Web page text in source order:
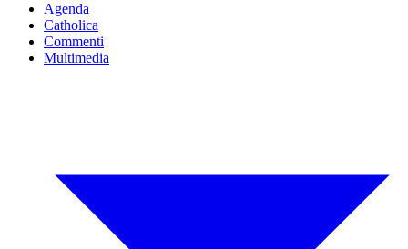
Agenda
Catholica
Commenti
Multimedia